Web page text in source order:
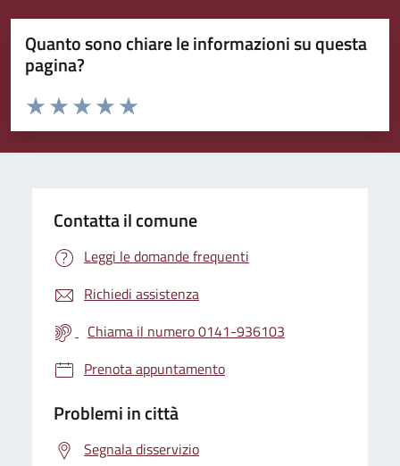
Quanto sono chiare le informazioni su questa
pagina?
Valuta da 1 a 5 stelle la pagina
Valuta 5 stelle su 5
Valuta 4 stelle su 5
Valuta 3 stelle su 5
Valuta 2 stelle su 5
Valuta 1 stelle su 5
Contatta il comune
Leggi le domande frequenti
Richiedi assistenza
Chiama il numero 0141-936103
Prenota appuntamento
Problemi in città
Segnala disservizio